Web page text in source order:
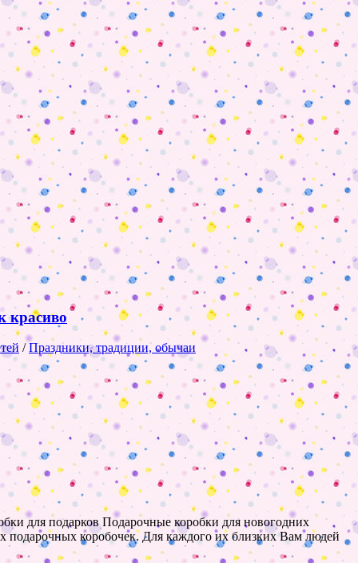
красиво
/Праздники, традиции, обычаи
для подарков Подарочные коробки для новогодних
подарочных коробочек. Для каждого их близких Вам людей